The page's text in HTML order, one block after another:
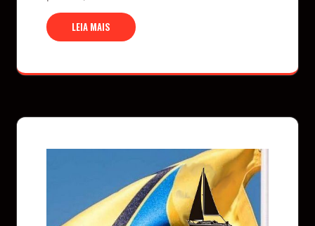
LEIA MAIS